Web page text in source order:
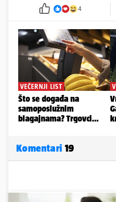
4
Komentari 19